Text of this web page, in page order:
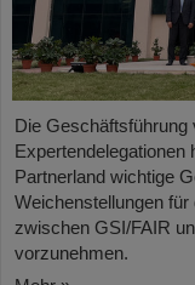
Die
Partnerland wichtige
Weichenstellungen
zwischen GSI/FAIR
vorzunehmen.